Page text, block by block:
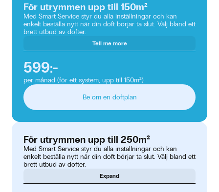
För utrymmen upp till 150m²
Med Smart Service styr du alla inställningar och kan
enkelt beställa nytt när din doft börjar ta slut. Välj bland ett
brett utbud av dofter.
Tell me more
599:-
per månad (för ett system, upp till 150m²)
Be om en doftplan
För utrymmen upp till 250m²
Med Smart Service styr du alla inställningar och kan
enkelt beställa nytt när din doft börjar ta slut. Välj bland ett
brett utbud av dofter.
Expand